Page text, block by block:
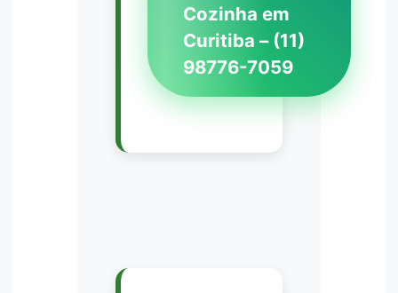
Cozinha em
Curitiba – (11)
98776-7059